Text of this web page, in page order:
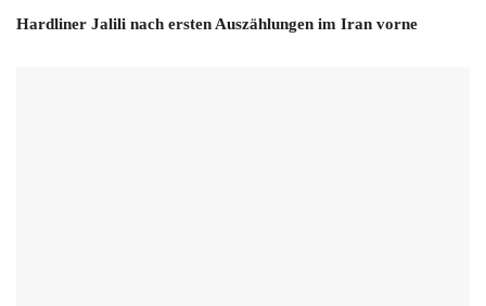
Hardliner Jalili nach ersten Auszählungen im Iran vorne